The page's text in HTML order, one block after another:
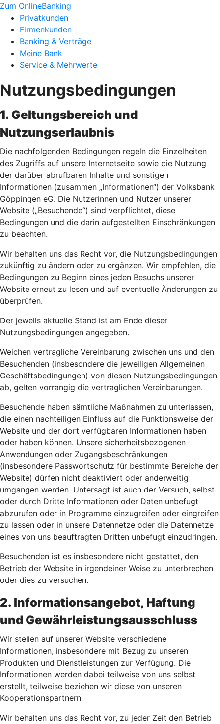
Zum OnlineBanking
Privatkunden
Firmenkunden
Banking & Verträge
Meine Bank
Service & Mehrwerte
Nutzungsbedingungen
1. Geltungsbereich und
Nutzungserlaubnis
Die nachfolgenden Bedingungen regeln die Einzelheiten
des Zugriffs auf unsere Internetseite sowie die Nutzung
der darüber abrufbaren Inhalte und sonstigen
Informationen (zusammen „Informationen“) der Volksbank
Göppingen eG. Die Nutzerinnen und Nutzer unserer
Website („Besuchende“) sind verpflichtet, diese
Bedingungen und die darin aufgestellten Einschränkungen
zu beachten.
Wir behalten uns das Recht vor, die Nutzungsbedingungen
zukünftig zu ändern oder zu ergänzen. Wir empfehlen, die
Bedingungen zu Beginn eines jeden Besuchs unserer
Website erneut zu lesen und auf eventuelle Änderungen zu
überprüfen.
Der jeweils aktuelle Stand ist am Ende dieser
Nutzungsbedingungen angegeben.
Weichen vertragliche Vereinbarung zwischen uns und den
Besuchenden (insbesondere die jeweiligen Allgemeinen
Geschäftsbedingungen) von diesen Nutzungsbedingungen
ab, gelten vorrangig die vertraglichen Vereinbarungen.
Besuchende haben sämtliche Maßnahmen zu unterlassen,
die einen nachteiligen Einfluss auf die Funktionsweise der
Website und der dort verfügbaren Informationen haben
oder haben können. Unsere sicherheitsbezogenen
Anwendungen oder Zugangsbeschränkungen
(insbesondere Passwortschutz für bestimmte Bereiche der
Website) dürfen nicht deaktiviert oder anderweitig
umgangen werden. Untersagt ist auch der Versuch, selbst
oder durch Dritte Informationen oder Daten unbefugt
abzurufen oder in Programme einzugreifen oder eingreifen
zu lassen oder in unsere Datennetze oder die Datennetze
eines von uns beauftragten Dritten unbefugt einzudringen.
Besuchenden ist es insbesondere nicht gestattet, den
Betrieb der Website in irgendeiner Weise zu unterbrechen
oder dies zu versuchen.
2. Informationsangebot, Haftung
und Gewährleistungsausschluss
Wir stellen auf unserer Website verschiedene
Informationen, insbesondere mit Bezug zu unseren
Produkten und Dienstleistungen zur Verfügung. Die
Informationen werden dabei teilweise von uns selbst
erstellt, teilweise beziehen wir diese von unseren
Kooperationspartnern.
Wir behalten uns das Recht vor, zu jeder Zeit den Betrieb